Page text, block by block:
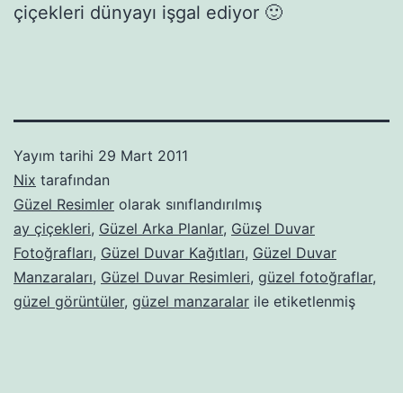
çiçekleri dünyayı işgal ediyor 🙂
Yayım tarihi 29 Mart 2011
Nix tarafından
Güzel Resimler olarak sınıflandırılmış
ay çiçekleri, Güzel Arka Planlar, Güzel Duvar
Fotoğrafları, Güzel Duvar Kağıtları, Güzel Duvar
Manzaraları, Güzel Duvar Resimleri, güzel fotoğraflar,
güzel görüntüler, güzel manzaralar ile etiketlenmiş